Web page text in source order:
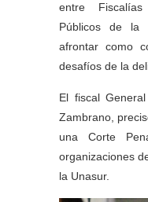
entre
Públicos de la
afrontar como
desafíos de la
El fiscal
Zambrano,
una Corte
organizaciones
la Unasur.